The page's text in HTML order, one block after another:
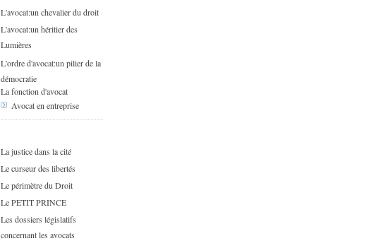
L'avocat:un chevalier du droit
L'avocat:un héritier des
Lumières
L'ordre d'avocat:un pilier de la
démocratie
La fonction d'avocat
Avocat en entreprise
La justice dans la cité
Le curseur des libertés
Le périmètre du Droit
Le PETIT PRINCE
Les dossiers législatifs
concernant les avocats